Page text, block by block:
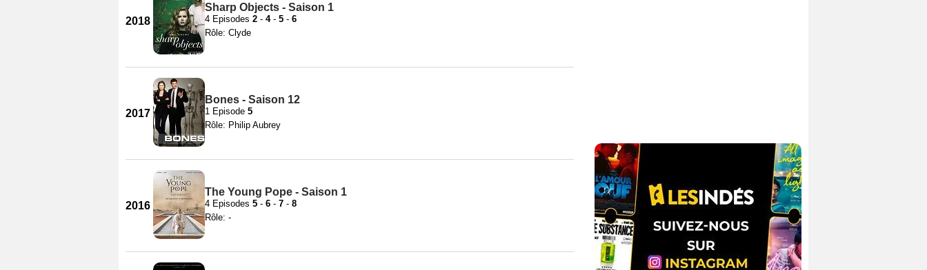
2018
Sharp Objects - Saison 1
4 Episodes 2 - 4- 5 - 6
Rôle: Clyde
2017
Bones - Saison 12
1 Episode 5
Rôle: Philip Aubrey
2016
The Young Pope - Saison 1
4 Episodes 5 - 6 - 7 - 8
Rôle: -